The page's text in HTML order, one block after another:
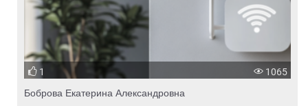
1 1065
Боброва Екатерина Александровна